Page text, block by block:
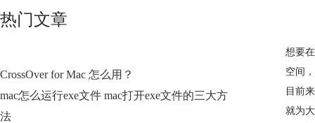
热门文章
CrossOver for Mac 怎么用？
mac怎么运行exe文件 mac打开exe文件的三大方
法
想要
空间
目前
就为